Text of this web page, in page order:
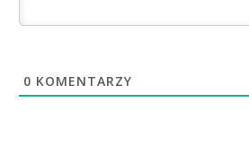
0 KOMENTARZY